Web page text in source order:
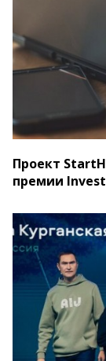
Проект
премии